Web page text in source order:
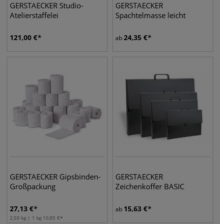
GERSTAECKER Studio-
Atelierstaffelei
121,00 €
GERSTAECKER
Spachtelmasse leicht
ab24,35 €
GERSTAECKER Gipsbinden-
Großpackung
27,13 €
2,50 kg | 1 kg 10,85 €
GERSTAECKER
Zeichenkoffer BASIC
ab 15,63 €